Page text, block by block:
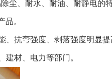
尘、耐水、耐油、耐静电的
。
抗弯强度、剥落强度明显提
材、电力等部门。